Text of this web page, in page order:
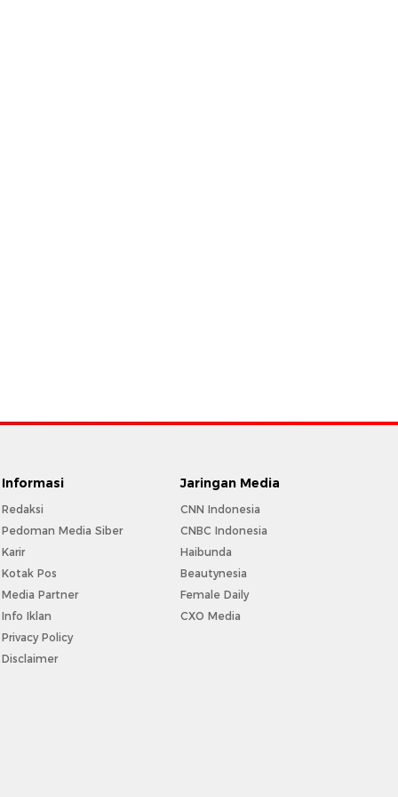
Informasi
Redaksi
Pedoman Media Siber
Karir
Kotak Pos
Media Partner
Info Iklan
Privacy Policy
Disclaimer
Jaringan Media
CNN Indonesia
CNBC Indonesia
Haibunda
Beautynesia
Female Daily
CXO Media